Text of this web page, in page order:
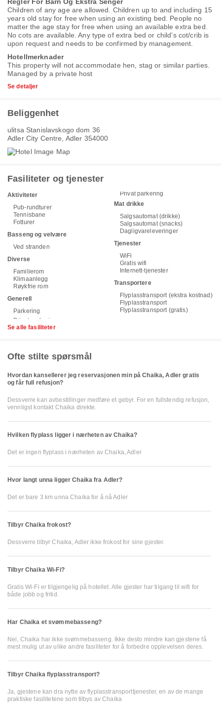
Regler For Barn Og Ekstra Senger
Children of any age are allowed. Children up to and including 15
years old stay for free when using an existing bed. People no
matter the age stay for free when using an available extra bed.
No cots are available. Any type of extra bed or child's cot/crib is
upon request and needs to be confirmed by management.
Hotellmerknader
This property will not accommodate hen, stag or similar parties.
Managed by a private host
Se detaljer
Beliggenhet
ulitsa Stanislavskogo dom 36
Adler City Centre, Adler 354000
Fasiliteter og tjenester
Aktiviteter
Pub-rundturer
Tennisbane
Fotturer
Basseng og velvære
Ved stranden
Diverse
Familierom
Klimaanlegg
Røykfrie rom
Generell
Parkering
Privat parkering
Mat drikke
Salgsautomat (drikke)
Salgsautomat (snacks)
Dagligvareleveringer
Tjenester
WiFi
Gratis wifi
Internett-tjenester
Transportere
Flyplasstransport (ekstra kostnad)
Flyplasstransport
Flyplasstransport (gratis)
Se alle fasiliteter
Ofte stilte spørsmål
Hvordan kansellerer jeg reservasjonen min på Chaika, Adler gratis
og får full refusjon?
Dessverre kan avbestillinger medføre et gebyr. For en fullstendig refusjon,
vennligst kontakt Chaika direkte.
Hvilken flyplass ligger i nærheten av Chaika?
Det er ingen flyplass i nærheten av Chaika, Adler
Hvor langt unna ligger Chaika fra Adler?
Det er bare 3 km unna Chaika for å nå Adler
Tilbyr Chaika frokost?
Dessverre tilbyr Chaika, Adler ikke frokost for sine gjester.
Tilbyr Chaika Wi-Fi?
Gratis Wi-Fi er tilgjengelig på hotellet. Alle gjester har tilgang til wifi for
både jobb og fritid.
Har Chaika et svømmebasseng?
Nei, Chaika har ikke svømmebasseng. Ikke desto mindre kan gjestene få
mest mulig ut av ulike andre fasiliteter for å forbedre opplevelsen deres.
Tilbyr Chaika flyplasstransport?
Ja, gjestene kan dra nytte av flyplasstransporttjenester, en av de mange
praktiske fasilitetene som tilbys av Chaika